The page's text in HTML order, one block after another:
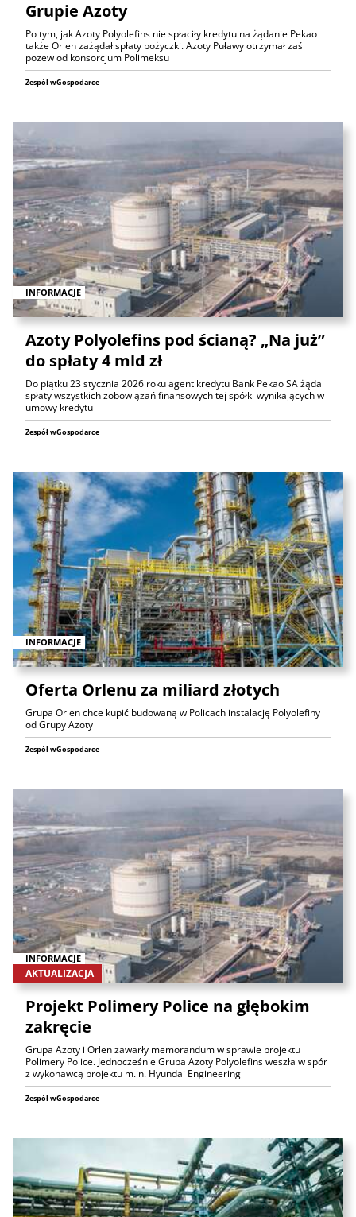
Grupie Azoty
Po tym, jak Azoty Polyolefins nie spłaciły kredytu na żądanie Pekao
także Orlen zażądał spłaty pożyczki. Azoty Puławy otrzymał zaś
pozew od konsorcjum Polimeksu
Zespół wGospodarce
INFORMACJE
Azoty Polyolefins pod ścianą? „Na już”
do spłaty 4 mld zł
Do piątku 23 stycznia 2026 roku agent kredytu Bank Pekao SA żąda
spłaty wszystkich zobowiązań finansowych tej spółki wynikających w
umowy kredytu
Zespół wGospodarce
INFORMACJE
Oferta Orlenu za miliard złotych
Grupa Orlen chce kupić budowaną w Policach instalację Polyolefiny
od Grupy Azoty
Zespół wGospodarce
INFORMACJE
AKTUALIZACJA
Projekt Polimery Police na głębokim
zakręcie
Grupa Azoty i Orlen zawarły memorandum w sprawie projektu
Polimery Police. Jednocześnie Grupa Azoty Polyolefins weszła w spór
z wykonawcą projektu m.in. Hyundai Engineering
Zespół wGospodarce